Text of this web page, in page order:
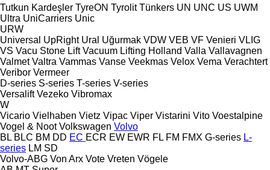
Tutkun Kardeşler TyreON Tyrolit Tünkers UN UNC US UWM
Ultra UniCarriers Unic
URW
Universal UpRight Ural Uğurmak VDW VEB VF Venieri VLIG
VS Vacu Stone Lift Vacuum Lifting Holland Valla Vallavagnen
Valmet Valtra Vammas Vanse Veekmas Velox Vema Verachtert
Veribor Vermeer
D-series S-series T-series V-series
Versalift Vezeko Vibromax
W
Vicario Vielhaben Vietz Vipac Viper Vistarini Vito Voestalpine
Vogel & Noot Volkswagen Volvo
BL BLC BM DD EC ECR EW EWR FL FM FMX G-series L-
series LM SD
Volvo-ABG Von Arx Vote Vreten Vögele